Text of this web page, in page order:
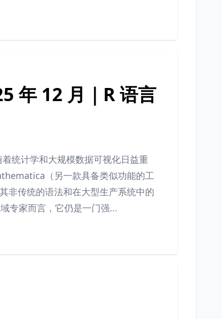
年 12 月｜R 语言
统计学和大规模数据可视化日益重
（另一款具备类似功能的工
非传统的语法和在大型生产系统中的
专家而言，它仍是一门强...